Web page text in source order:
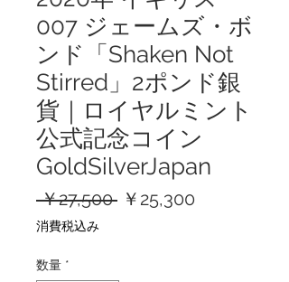
007 ジェームズ・ボ
ンド「Shaken Not
Stirred」2ポンド銀
貨｜ロイヤルミント
公式記念コイン
GoldSilverJapan
￥27,500 通￥25,300
消費税込み
数量 *